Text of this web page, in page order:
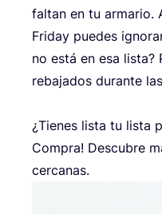
fal­tan en tu arma­rio.
Fri­day pue­des
no está en esa lis­ta?
reba­ja­dos duran­te las
¿Tie­nes lis­ta tu lis­ta
Com­pra! Des­cu­bre
cercanas.